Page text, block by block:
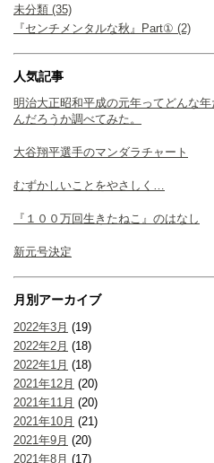
未分類 (35)
『センチメンタルな秋』Part① (2)
人気記事
明治大正昭和平成の元年ってどんな年
んだろうか調べてみた。
大谷翔平選手のマンダラチャート
むずかしいことをやさしく…
『１００万回生きたねこ』のはなし
新元号決定
月別アーカイブ
2022年3月 (19)
2022年2月 (18)
2022年1月 (18)
2021年12月 (20)
2021年11月 (20)
2021年10月 (21)
2021年9月 (20)
2021年8月 (17)